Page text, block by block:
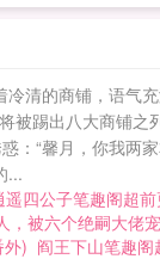
清的商铺，语气
踢出八大商铺之
：“馨月，你我两
...
遥四公子笔趣阁超
，被六个绝嗣大佬
) 阎王下山笔趣阁